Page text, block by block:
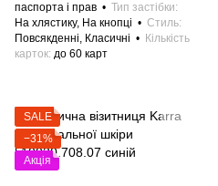
паспорта і прав
Тип застібки
На хлястику, На кнопці
Стиль
Повсякденні, Класичні
Кількість
карток до 60 карт
SALE
−31%
Акція